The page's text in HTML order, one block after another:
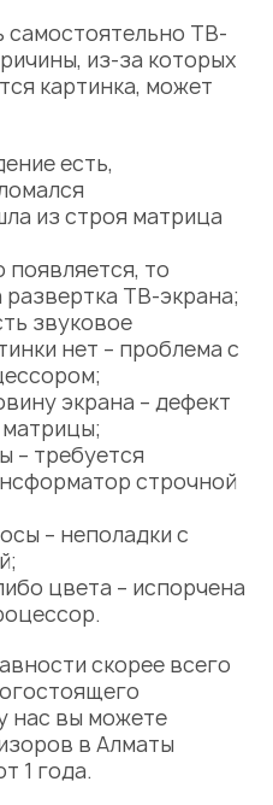
самостоятельно ТВ-
из-за которых
картинка, может
есть,
из строя матрица
появляется, то
ТВ-экрана;
звуковое
нет – проблема с
экрана – дефект
– требуется
строчной
– неполадки с
цвета – испорчена
скорее всего
нас вы можете
в Алматы
1 года.